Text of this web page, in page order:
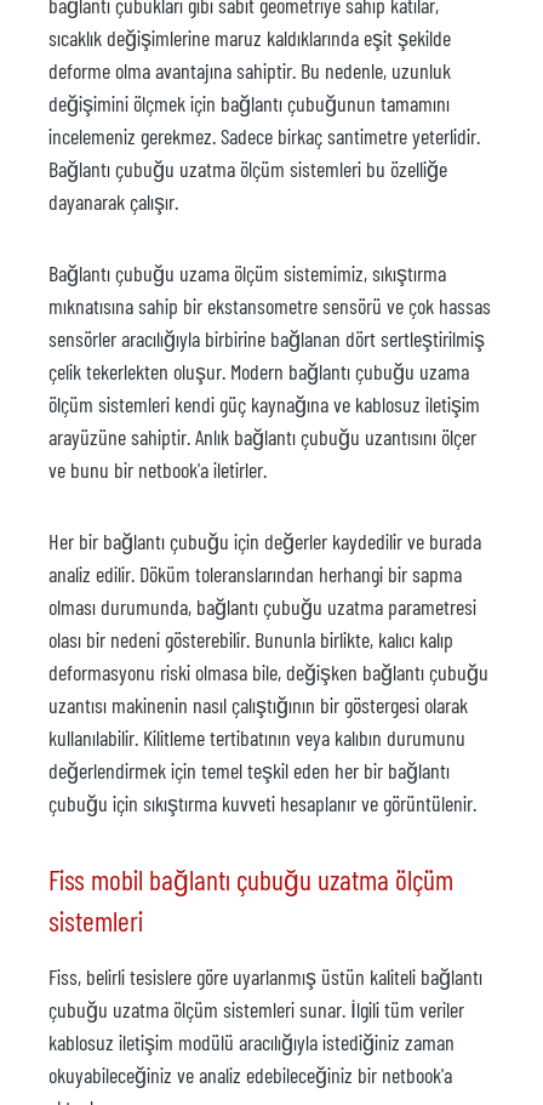
sıcaklık değişimlerine maruz kaldıklarında eşit şekilde
deforme olma avantajına sahiptir. Bu nedenle, uzunluk
değişimini ölçmek için bağlantı çubuğunun tamamını
incelemeniz gerekmez. Sadece birkaç santimetre yeterlidir.
Bağlantı çubuğu uzatma ölçüm sistemleri bu özelliğe
dayanarak çalışır.
Bağlantı çubuğu uzama ölçüm sistemimiz, sıkıştırma
mıknatısına sahip bir ekstansometre sensörü ve çok hassas
sensörler aracılığıyla birbirine bağlanan dört sertleştirilmiş
çelik tekerlekten oluşur. Modern bağlantı çubuğu uzama
ölçüm sistemleri kendi güç kaynağına ve kablosuz iletişim
arayüzüne sahiptir. Anlık bağlantı çubuğu uzantısını ölçer
ve bunu bir netbook'a iletirler.
Her bir bağlantı çubuğu için değerler kaydedilir ve burada
analiz edilir. Döküm toleranslarından herhangi bir sapma
olması durumunda, bağlantı çubuğu uzatma parametresi
olası bir nedeni gösterebilir. Bununla birlikte, kalıcı kalıp
deformasyonu riski olmasa bile, değişken bağlantı çubuğu
uzantısı makinenin nasıl çalıştığının bir göstergesi olarak
kullanılabilir. Kilitleme tertibatının veya kalıbın durumunu
değerlendirmek için temel teşkil eden her bir bağlantı
çubuğu için sıkıştırma kuvveti hesaplanır ve görüntülenir.
Fiss mobil bağlantı çubuğu uzatma ölçüm
sistemleri
Fiss, belirli tesislere göre uyarlanmış üstün kaliteli bağlantı
çubuğu uzatma ölçüm sistemleri sunar. İlgili tüm veriler
kablosuz iletişim modülü aracılığıyla istediğiniz zaman
okuyabileceğiniz ve analiz edebileceğiniz bir netbook'a